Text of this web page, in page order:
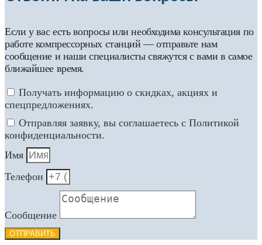
Если у вас есть вопросы или необходима консультация по
работе компрессорных станций — отправьте нам
сообщение и наши специалисты свяжутся с вами в самое
ближайшее время.
Получать информацию о скидках, акциях и
спецпредложениях.
Отправляя заявку, вы соглашаетесь с Политикой
конфиденциальности.
Имя
Телефон
Сообщение
ОТПРАВИТЬ